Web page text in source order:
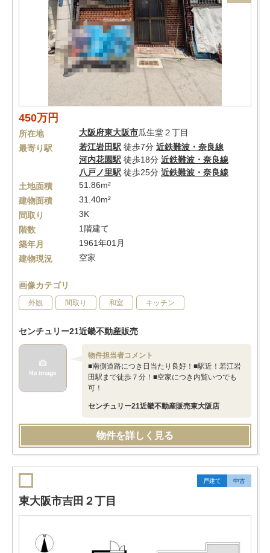
450万円
所在地 大阪府東大阪市瓜生堂２丁目
最寄り駅
若江岩田駅 徒歩7分 近鉄難波・奈良線
河内花園駅 徒歩18分 近鉄難波・奈良線
八戸ノ里駅 徒歩25分 近鉄難波・奈良線
土地面積
51.86m²
建物面積
31.40m²
間取り
3K
階数
1階建て
築年月
1961年01月
建物現況
空家
画像カテゴリ
外観 間取り 和室 キッチン
センチュリー21近畿不動産販売
物件担当者コメント
■南側道路につき日当たり良好！■駅近！若江岩
田駅まで徒歩７分！■空家につき内覧いつでも
可！
センチュリー21近畿不動産販売東大阪店
物件を詳しく見る
戸建て 中古
東大阪市吉田２丁目